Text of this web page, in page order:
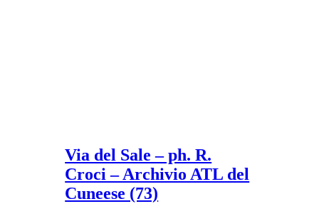
Via del Sale – ph. R.
Croci – Archivio ATL del
Cuneese (73)